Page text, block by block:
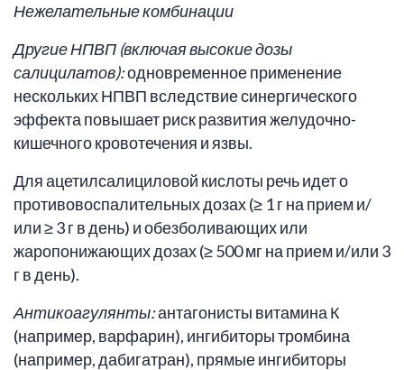
Нежелательные комбинации
Другие НПВП (включая высокие дозы
салицилатов):одновременное применение
нескольких НПВП вследствие синергического
эффекта повышает риск развития желудочно-
кишечного кровотечения и язвы.
Для ацетилсалициловой кислоты речь идет о
противовоспалительных дозах (≥ 1 г на прием и/
или ≥ 3 г в день) и обезболивающих или
жаропонижающих дозах (≥ 500 мг на прием и/или 3
г в день).
Антикоагулянты:антагонисты витамина К
(например, варфарин), ингибиторы тромбина
(например, дабигатран), прямые ингибиторы